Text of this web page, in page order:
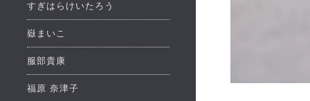
すぎはらけいたろう
嶽まいこ
服部貴康
福原 奈津子